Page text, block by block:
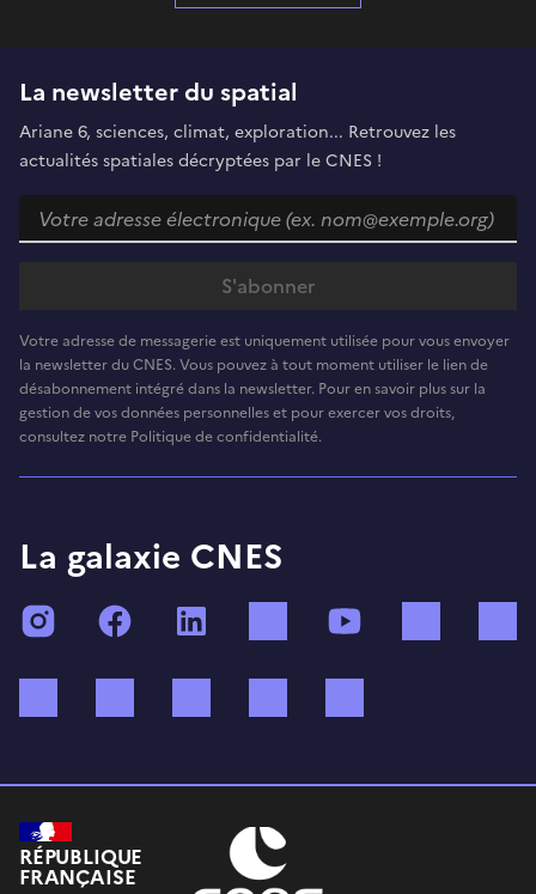
La newsletter du spatial
Ariane 6, sciences, climat, exploration... Retrouvez les
actualités spatiales décryptées par le CNES !
Votre adresse de messagerie est uniquement utilisée pour vous envoyer
la newsletter du CNES. Vous pouvez à tout moment utiliser le lien de
désabonnement intégré dans la newsletter. Pour en savoir plus sur la
gestion de vos données personnelles et pour exercer vos droits,
consultez notre Politique de confidentialité.
La galaxie CNES
InstagramFacebook TikTok
RÉPUBLIQUE
FRANÇAISE